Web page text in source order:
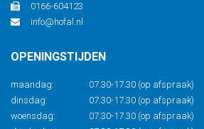
0166-604123
info@hofal.nl
OPENINGSTIJDEN
maandag:
07.30-17.30 (op afspraak)
dinsdag:
07.30-17.30 (op afspraak)
woensdag:
07.30-17.30 (op afspraak)